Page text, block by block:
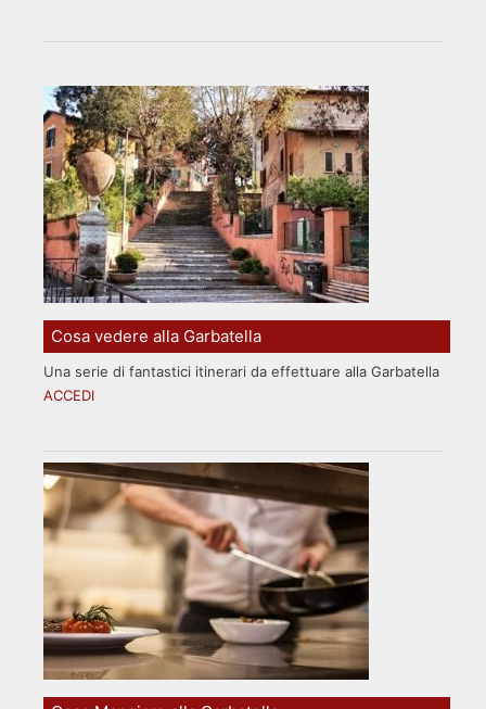
Cosa vedere alla Garbatella
Una serie di fantastici itinerari da effettuare alla Garbatella
ACCEDI